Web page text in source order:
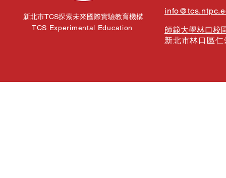
新北市TCS探索未來國際實驗教育機構
TCS Experimental Education
師範大學林口校
新北市林口區